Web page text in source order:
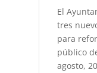
El
tres
para
público
agosto,